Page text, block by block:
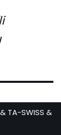
TA-SWISS &